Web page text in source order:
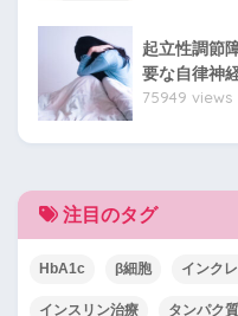
起立性調節
要な自律神
75949 views
注目のタグ
HbA1c β細胞 インク
インスリン治療 タンパク質